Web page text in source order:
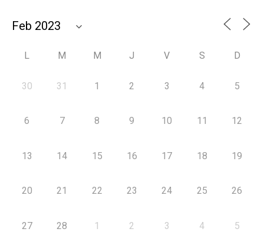
L M M J V S D
30 31 1 2 3 4 5
6 7 8 9 10 11 12
13 14 15 16 17 18 19
20 21 22 23 24 25 26
27 28 1 2 3 4 5